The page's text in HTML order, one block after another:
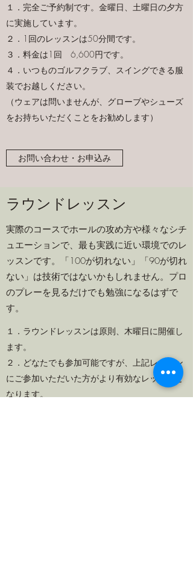
ラウンドレッスン
実際のコースでホールの攻め方や様々なシチ
ュエーションで、最も実践に近い環境でのレ
ッスンです。「100が切れない」「90が切れ
ない」は技術ではないかもしれません。プロ
のプレーを見るだけでも勉強になるはずで
す。
１．ラウンドレッスンは原則、木曜日に開催し
ます。
２．どなたでも参加可能ですが、上記レッスン
にご参加いただいた方がより有効なレッスンと
なります。
１．完全ご予約制です。金曜日、土曜日の夕方
に実施しています。
２．1回のレッスンは50分間です。
３．料金は1回 6,600円です。
４．いつものゴルフクラブ、スイングできる服
装でお越しください。
（ウェアは問いませんが、グローブやシューズ
をお持ちいただくことをお勧めします）
お問い合わせ・お申込み